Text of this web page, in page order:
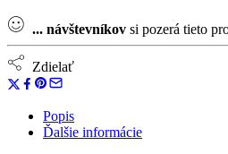
... návštevníkov si pozerá tieto
Zdielať
Popis
Ďalšie informácie